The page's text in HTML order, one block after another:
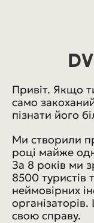
Привіт. Якщо
само
пізнати його
Ми створили
році майже
За 8 років ми
8500 туристів
неймовірних
свою справу.